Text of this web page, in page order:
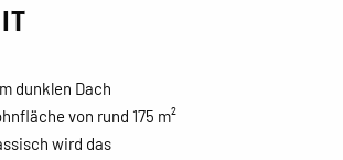
dunklen Dach
von rund 175 m²
wird das